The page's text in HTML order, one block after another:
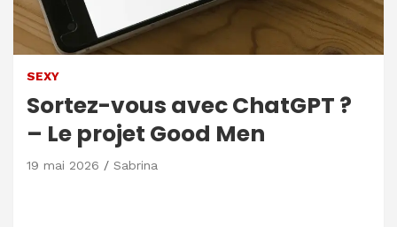
SEXY
Sortez-vous avec ChatGPT ?
– Le projet Good Men
19 mai 2026 Sabrina